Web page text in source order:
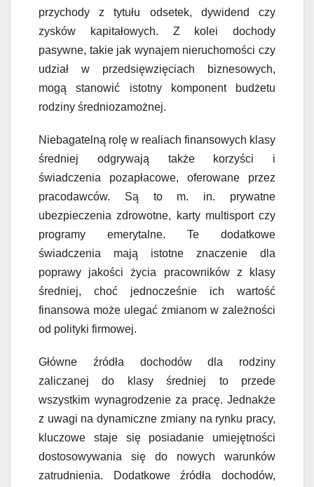
przychody z tytułu odsetek, dywidend czy
zysków kapitałowych. Z kolei dochody
pasywne, takie jak wynajem nieruchomości czy
udział w przedsięwzięciach biznesowych,
mogą stanowić istotny komponent budżetu
rodziny średniozamożnej.
Niebagatelną rolę w realiach finansowych klasy
średniej odgrywają także korzyści i
świadczenia pozapłacowe, oferowane przez
pracodawców. Są to m. in. prywatne
ubezpieczenia zdrowotne, karty multisport czy
programy emerytalne. Te dodatkowe
świadczenia mają istotne znaczenie dla
poprawy jakości życia pracowników z klasy
średniej, choć jednocześnie ich wartość
finansowa może ulegać zmianom w zależności
od polityki firmowej.
Główne źródła dochodów dla rodziny
zaliczanej do klasy średniej to przede
wszystkim wynagrodzenie za pracę. Jednakże
z uwagi na dynamiczne zmiany na rynku pracy,
kluczowe staje się posiadanie umiejętności
dostosowywania się do nowych warunków
zatrudnienia. Dodatkowe źródła dochodów,